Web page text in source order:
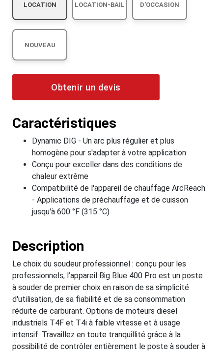
LOCATION LOCATION-BAIL D'OCCASION
NOUVEAU
Obtenir un devis
Caractéristiques
Dynamic DIG - Un arc plus régulier et plus
homogène pour s'adapter à votre application
Conçu pour exceller dans des conditions de
chaleur extrême
Compatibilité de l'appareil de chauffage ArcReach
- Applications de préchauffage et de cuisson
jusqu'à 600 °F (315 °C)
Description
Le choix du soudeur professionnel : conçu pour les
professionnels, l’appareil Big Blue 400 Pro est un poste
à souder de premier choix en raison de sa simplicité
d'utilisation, de sa fiabilité et de sa consommation
réduite de carburant. Options de moteurs diesel
industriels T4F et T4i à faible vitesse et à usage
intensif. Travaillez en toute tranquillité grâce à la
possibilité de contrôler entièrement le poste à souder à